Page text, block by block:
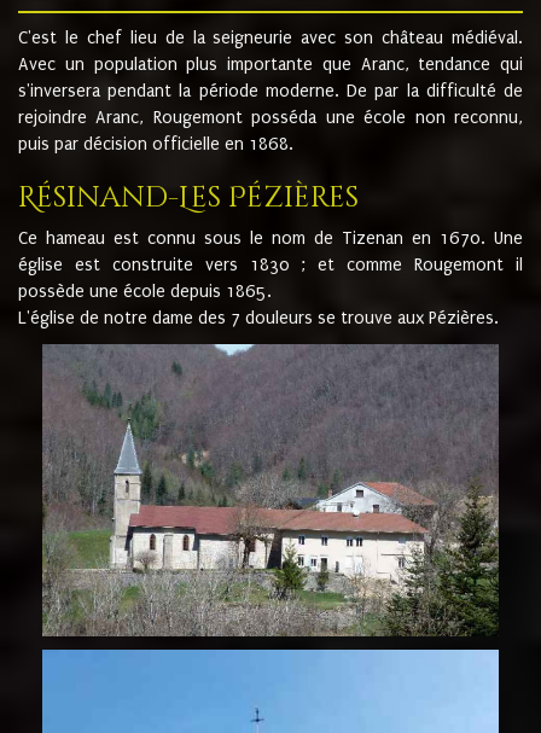
C'est le chef lieu de la seigneurie avec son château médiéval.
Avec un population plus importante que Aranc, tendance qui
s'inversera pendant la période moderne. De par la difficulté de
rejoindre Aranc, Rougemont posséda une école non reconnu,
puis par décision officielle en 1868.
Résinand-Les Pézières
Ce hameau est connu sous le nom de Tizenan en 1670. Une
église est construite vers 1830 ; et comme Rougemont il
possède une école depuis 1865.
L'église de notre dame des 7 douleurs se trouve aux Pézières.